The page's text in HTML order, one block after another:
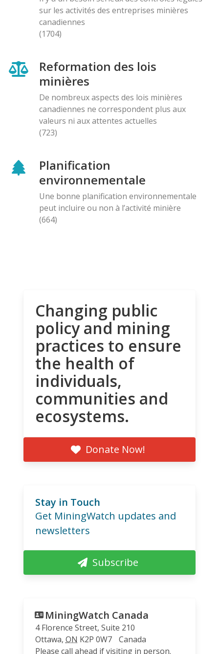
sur les activités des entreprises minières
canadiennes
(1704)
Reformation des lois
minières
De nombreux aspects des lois minières
canadiennes ne correspondent plus aux
valeurs ni aux attentes actuelles
(723)
Planification
environnementale
Une bonne planification environnementale
peut incluire ou non à l’activité minière
(664)
Changing public
policy and mining
practices to ensure
the health of
individuals,
communities and
ecosystems.
Donate Now!
Stay in Touch
Get MiningWatch updates and
newsletters
Subscribe
MiningWatch Canada
4 Florence Street, Suite 210
Ottawa, ON K2P 0W7
Canada
Please call ahead if visiting in person.